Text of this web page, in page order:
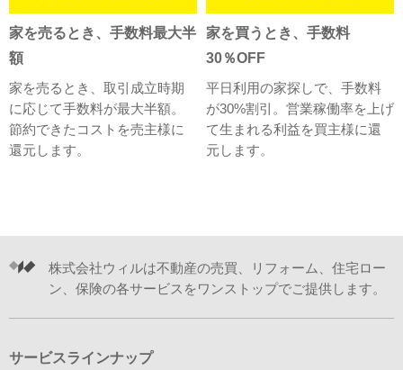
家を売るとき、手数料最大半
額
家を売るとき、取引成立時期
に応じて手数料が最大半額。
節約できたコストを売主様に
還元します。
家を買うとき、手数料
30％OFF
平日利用の家探しで、手数料
が30%割引。営業稼働率を上げ
て生まれる利益を買主様に還
元します。
株式会社ウィルは不動産の売買、リフォーム、住宅ロー
ン、保険の各サービスをワンストップでご提供します。
サービスラインナップ